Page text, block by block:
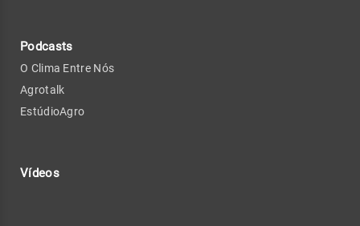
Podcasts
O Clima Entre Nós
Agrotalk
EstúdioAgro
Vídeos